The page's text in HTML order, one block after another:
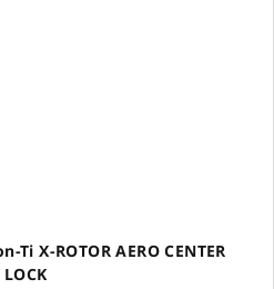
X-ROTOR AERO CENTER
LOCK